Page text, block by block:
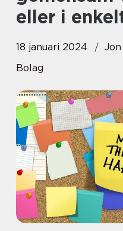
eller i
18 januari 2024
Bolag